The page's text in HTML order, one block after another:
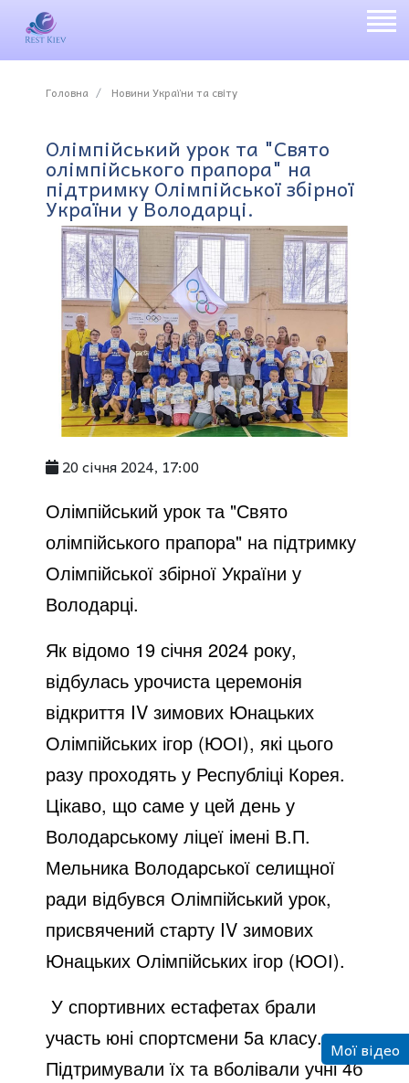
Головна Новини України та світу
Олімпійський урок та "Свято
олімпійського прапора" на
підтримку Олімпійської збірної
України у Володарці.
20 січня 2024, 17:00
Олімпійський урок та "Свято
олімпійського прапора" на підтримку
Олімпійської збірної України у
Володарці.
Як відомо 19 січня 2024 року,
відбулась урочиста церемонія
відкриття IV зимових Юнацьких
Олімпійських ігор (ЮОІ), які цього
разу проходять у Республіці Корея.
Цікаво, що саме у цей день у
Володарському ліцеї імені В.П.
Мельника Володарської селищної
ради відбувся Олімпійський урок,
присвячений старту IV зимових
Юнацьких Олімпійських ігор (ЮОІ).
У спортивних естафетах брали
участь юні спортсмени 5а класу.
Підтримували їх та вболівали учні 4б
Мої відео